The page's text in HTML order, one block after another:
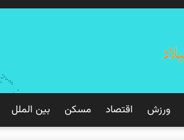
ورزش اقتصاد مسکن بین الملل